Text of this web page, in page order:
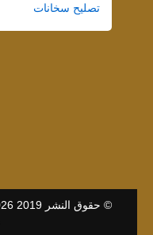
تصليح سخانات
© حقوق النشر 2019 to 2026 . جميع الحقوق محفوظة.